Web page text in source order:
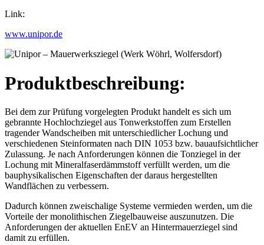
Link:
www.unipor.de
Produktbeschreibung:
Bei dem zur Prüfung vorgelegten Produkt handelt es sich um
gebrannte Hochlochziegel aus Tonwerkstoffen zum Erstellen
tragender Wandscheiben mit unterschiedlicher Lochung und
verschiedenen Steinformaten nach DIN 1053 bzw. bauaufsichtlicher
Zulassung. Je nach Anforderungen können die Tonziegel in der
Lochung mit Mineralfaserdämmstoff verfüllt werden, um die
bauphysikalischen Eigenschaften der daraus hergestellten
Wandflächen zu verbessern.
Dadurch können zweischalige Systeme vermieden werden, um die
Vorteile der monolithischen Ziegelbauweise auszunutzen. Die
Anforderungen der aktuellen EnEV an Hintermauerziegel sind
damit zu erfüllen.